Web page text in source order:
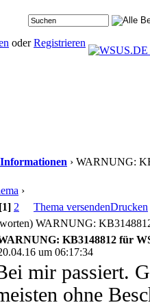
oderRegistrieren
› WARNUNG:
›
[1] 2 Thema versendenDrucken
WARNUNG:
KB3148812 für
um 06:17:34
mir passiert.
ohne